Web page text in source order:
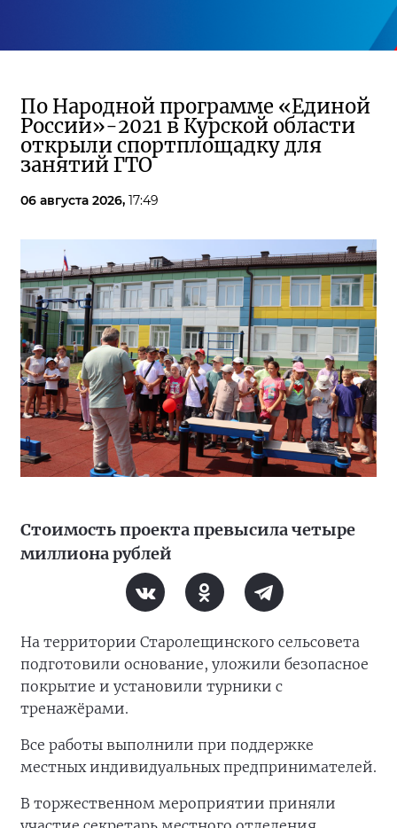
По Народной программе «Единой
России»-2021 в Курской области
открыли спортплощадку для
занятий ГТО
06 августа 2026, 17:49
Стоимость проекта превысила четыре
миллиона рублей
На территории Старолещинского сельсовета
подготовили основание, уложили безопасное
покрытие и установили турники с
тренажёрами.
Все работы выполнили при поддержке
местных индивидуальных предпринимателей.
В торжественном мероприятии приняли